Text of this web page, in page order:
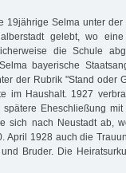
19jährige Selma unter
gelebt, wo eine
die Schule
bayerische
der Rubrik "Stand oder
im Haushalt. 1927
Eheschließung
sich nach Neustadt ab,
April 1928 auch die
Bruder. Die